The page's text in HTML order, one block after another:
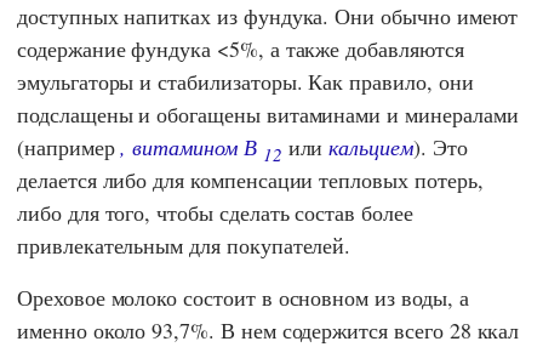
доступных напитках из фундука. Они обычно имеют
содержание фундука <5%, а также добавляются
эмульгаторы и стабилизаторы. Как правило, они
подслащены и обогащены витаминами и минералами
(например, витамином В 12 иликальцием). Это
делается либо для компенсации тепловых потерь,
либо для того, чтобы сделать состав более
привлекательным для покупателей.
Ореховое молоко состоит в основном из воды, а
именно около 93,7%. В нем содержится всего 28 ккал